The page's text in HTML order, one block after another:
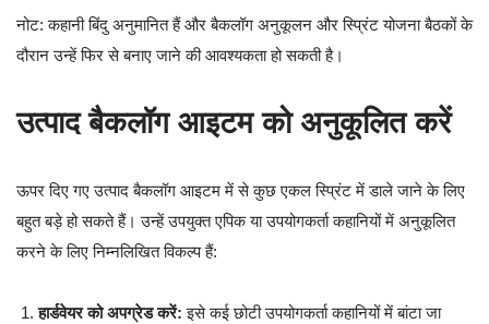
नोट: कहानी बिंदु अनुमानित हैं और बैकलॉग अनुकूलन और स्प्रिंट योजना बैठकों के
दौरान उन्हें फिर से बनाए जाने की आवश्यकता हो सकती है।
उत्पाद बैकलॉग आइटम को अनुकूलित करें
ऊपर दिए गए उत्पाद बैकलॉग आइटम में से कुछ एकल स्प्रिंट में डाले जाने के लिए
बहुत बड़े हो सकते हैं। उन्हें उपयुक्त एपिक या उपयोगकर्ता कहानियों में अनुकूलित
करने के लिए निम्नलिखित विकल्प हैं:
हार्डवेयर को अपग्रेड करें: इसे कई छोटी उपयोगकर्ता कहानियों में बांटा जा